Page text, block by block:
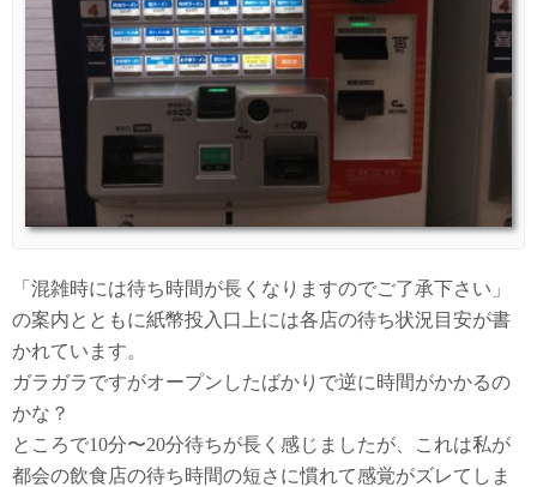
「混雑時には待ち時間が長くなりますのでご了承下さい」
の案内とともに紙幣投入口上には各店の待ち状況目安が書
かれています。
ガラガラですがオープンしたばかりで逆に時間がかかるの
かな？
ところで10分〜20分待ちが長く感じましたが、これは私が
都会の飲食店の待ち時間の短さに慣れて感覚がズレてしま